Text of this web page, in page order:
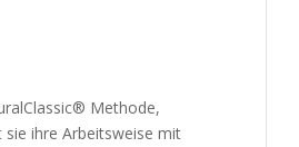
Methode,
sie ihre Arbeitsweise mit